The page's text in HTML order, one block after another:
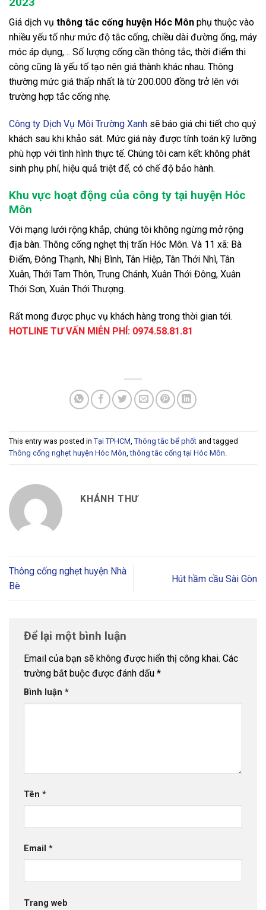
Giá dịch vụ thông tắc cống huyện Hóc Môn phụ thuộc vào
nhiều yếu tố như mức độ tắc cống, chiều dài đường ống, máy
móc áp dụng,… Số lượng cống cần thông tắc, thời điểm thi
công cũng là yếu tố tạo nên giá thành khác nhau. Thông
thường mức giá thấp nhất là từ 200.000 đồng trở lên với
trường hợp tắc cống nhẹ.
Công ty Dịch Vụ Môi Trường Xanh sẽ báo giá chi tiết cho quý
khách sau khi khảo sát. Mức giá này được tính toán kỹ lưỡng
phù hợp với tình hình thực tế. Chúng tôi cam kết: không phát
sinh phụ phí, hiệu quả triệt để, có chế độ bảo hành.
Khu vực hoạt động của công ty tại huyện Hóc
Môn
Với mạng lưới rộng khắp, chúng tôi không ngừng mở rộng
địa bàn. Thông cống nghẹt thị trấn Hóc Môn. Và 11 xã: Bà
Điểm, Đông Thạnh, Nhị Bình, Tân Hiệp, Tân Thới Nhì, Tân
Xuân, Thới Tam Thôn, Trung Chánh, Xuân Thới Đông, Xuân
Thới Sơn, Xuân Thới Thượng.
Rất mong được phục vụ khách hàng trong thời gian tới.
HOTLINE TƯ VẤN MIỄN PHÍ: 0974.58.81.81
This entry was posted in Tại TPHCM, Thông tắc bể phốt and tagged
Thông cống nghẹt huyện Hóc Môn,thông tắc cống tại Hóc Môn.
KHÁNH THƯ
Thông cống nghẹt huyện Nhà
Bè
Hút hầm cầu Sài Gòn
Để lại một bình luận
Email của bạn sẽ không được hiển thị công khai. Các
trường bắt buộc được đánh dấu *
Bình luận *
Tên *
Email *
Trang web